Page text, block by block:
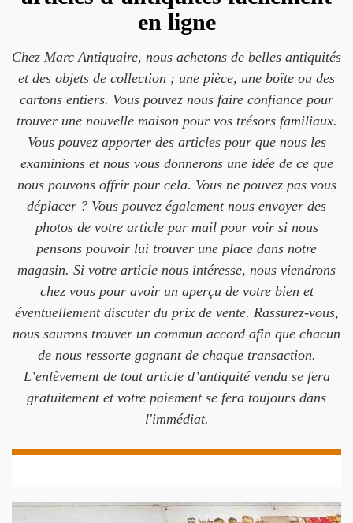
en ligne
Chez Marc Antiquaire, nous achetons de belles antiquités
et des objets de collection ; une pièce, une boîte ou des
cartons entiers. Vous pouvez nous faire confiance pour
trouver une nouvelle maison pour vos trésors familiaux.
Vous pouvez apporter des articles pour que nous les
examinions et nous vous donnerons une idée de ce que
nous pouvons offrir pour cela. Vous ne pouvez pas vous
déplacer ? Vous pouvez également nous envoyer des
photos de votre article par mail pour voir si nous
pensons pouvoir lui trouver une place dans notre
magasin. Si votre article nous intéresse, nous viendrons
chez vous pour avoir un aperçu de votre bien et
éventuellement discuter du prix de vente. Rassurez-vous,
nous saurons trouver un commun accord afin que chacun
de nous ressorte gagnant de chaque transaction.
L’enlèvement de tout article d’antiquité vendu se fera
gratuitement et votre paiement se fera toujours dans
l'immédiat.